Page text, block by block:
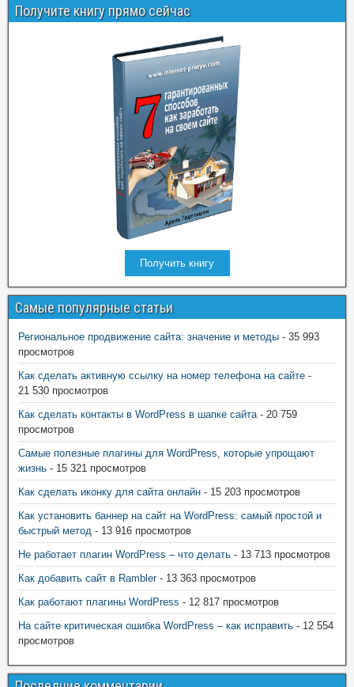
Получите книгу прямо сейчас
Получить книгу
Самые популярные статьи
Региональное продвижение сайта: значение и методы - 35 993
просмотров
Как сделать активную ссылку на номер телефона на сайте -
21 530 просмотров
Как сделать контакты в WordPress в шапке сайта- 20 759
просмотров
Самые полезные плагины для WordPress, которые упрощают
жизнь - 15 321 просмотров
Как сделать иконку для сайта онлайн - 15 203 просмотров
Как установить баннер на сайт на WordPress: самый простой и
быстрый метод - 13 916 просмотров
Не работает плагин WordPress – что делать - 13 713 просмотров
Как добавить сайт в Rambler- 13 363 просмотров
Как работают плагины WordPress - 12 817 просмотров
На сайте критическая ошибка WordPress – как исправить - 12 554
просмотров